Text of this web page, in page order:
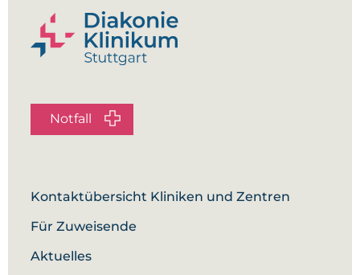
Kontaktübersicht Kliniken und Zentren
Für Zuweisende
Aktuelles
Notfall